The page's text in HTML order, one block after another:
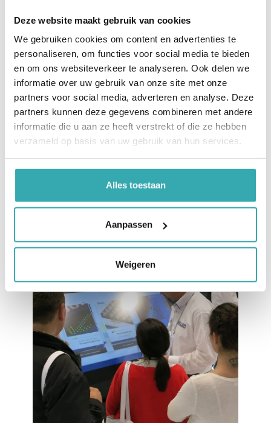
Deze website maakt gebruik van cookies
We gebruiken cookies om content en advertenties te
personaliseren, om functies voor social media te bieden
en om ons websiteverkeer te analyseren. Ook delen we
informatie over uw gebruik van onze site met onze
partners voor social media, adverteren en analyse. Deze
partners kunnen deze gegevens combineren met andere
informatie die u aan ze heeft verstrekt of die ze hebben
verzameld op basis van uw gebruik van hun services.
Alles toestaan
Aanpassen
Weigeren
HOTEL LOBBY / LIFT MIRROR
Een hotel lobby of een lift is ook een locatie
waar de gast het laatste nieuws kan bekijken,
info over events kan opzoeken en
bijvoorbeeld het menu interactief kan
raadplegen.
meer informatie